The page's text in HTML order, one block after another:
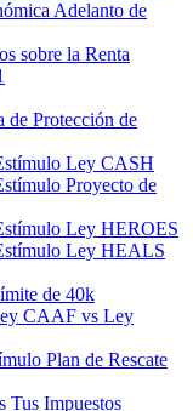
Adelanto de
sobre la Renta
de Protección de
Ley CASH
Proyecto de
Ley HEROES
Ley HEALS
de 40k
CAAF vs Ley
Plan de Rescate
Tus Impuestos